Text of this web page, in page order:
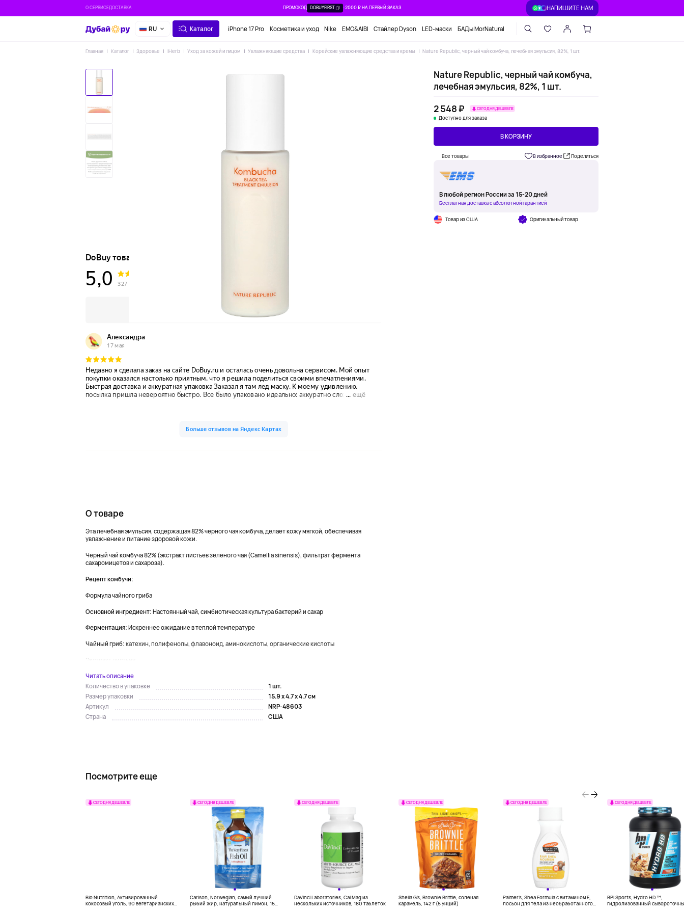
О СЕРВИСЕДОСТАВКА ПРОМОКОД DOBUYFIRST -2000 ₽ НА ПЕРВЫЙ ЗАКАЗ НАПИШИТЕ НАМ
RU Каталог iPhone 17 Pro Косметика и уход Nike EMO&AIBI Стайлер Dyson LED-маски БАДы MorNatural
Главная Каталог Здоровье IHerb Уход за кожей и лицом Увлажняющие средства Корейские увлажняющие средства и кремы Nature Republic, черный чай комбуча, лечебная эмульсия, 82%, 1 шт.
Nature Republic, черный чай комбуча,
лечебная эмульсия, 82%, 1 шт.
2 548 ₽
СЕГОДНЯ ДЕШЕВЛЕ
Доступно для заказа
В КОРЗИНУ
Все товары В избранное Поделиться
В любой регион России за 15-20 дней
Бесплатная доставка с абсолютной гарантией
Товар из США Оригинальный товар
О товаре
Эта лечебная эмульсия, содержащая 82% черного чая комбуча, делает кожу мягкой, обеспечивая
увлажнение и питание здоровой кожи.
Черный чай комбуча 82% (экстракт листьев зеленого чая (Camellia sinensis), фильтрат фермента
сахаромицетов и сахароза).
Рецепт комбучи:
Формула чайного гриба
Основной ингредиент: Настоянный чай, симбиотическая культура бактерий и сахар
Ферментация: Искреннее ожидание в теплой температуре
Чайный гриб: катехин, полифенолы, флавоноид, аминокислоты, органические кислоты
Экстракт листьев...
Читать описание
Количество в упаковке
1 шт.
Размер упаковки
15.9 x 4.7 x 4.7 см
Артикул
NRP-48603
Страна
США
Посмотрите еще
СЕГОДНЯ ДЕШЕВЛЕ
Bio Nutrition, Активированный
кокосовый уголь, 90 вегетарианских
СЕГОДНЯ ДЕШЕВЛЕ
Carlson, Norwegian, самый лучший
рыбий жир, натуральный лимон, 15
СЕГОДНЯ ДЕШЕВЛЕ
DaVinci Laboratories, Cal Mag из
нескольких источников, 180 таблеток
СЕГОДНЯ ДЕШЕВЛЕ
Sheila G's, Brownie Brittle, соленая
карамель, 142 г (5 унций)
СЕГОДНЯ ДЕШЕВЛЕ
Palmer's, Shea Formula с витамином E,
лосьон для тела из необработанного
СЕГОДНЯ ДЕШЕВЛЕ
BPI Sports, Hydro HD ™,
гидролизованный